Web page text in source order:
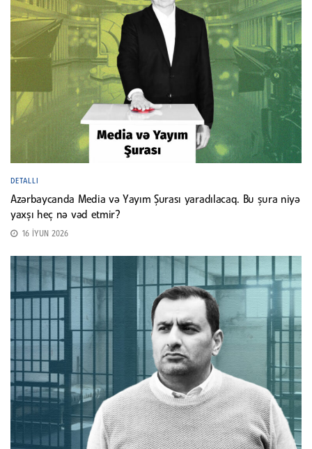
DETALLI
Azərbaycanda Media və Yayım Şurası yaradılacaq. Bu şura niyə
yaxşı heç nə vəd etmir?
16 İYUN 2026